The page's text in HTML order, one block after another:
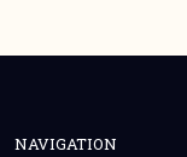
NAVIGATION